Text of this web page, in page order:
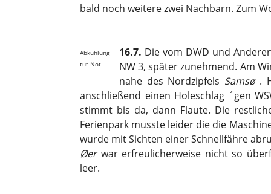
bald noch weitere zwei Nachbarn. Zum
Abkühlung
tut Not
16.7. Die vom DWD und
NW 3, später zunehmend. Am
nahe des Nordzipfels Samsø .
anschließend einen Holeschlag ´gen
stimmt bis da, dann Flaute. Die
Ferienpark musste leider die die
wurde mit Sichten einer Schnellfähre
Øerwar erfreulicherweise nicht so
leer.